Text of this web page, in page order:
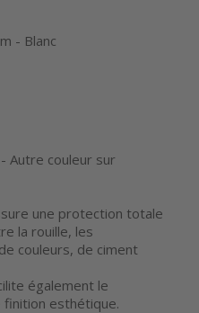
- Blanc
Autre couleur sur
une protection totale
la rouille, les
couleurs, de ciment
également le
esthétique.